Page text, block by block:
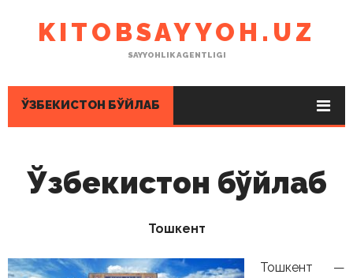
KITOBSAYYOH.UZ
SAYYOHLIK AGENTLIGI
ЎЗБЕКИСТОН БЎЙЛАБ
Ўзбекистон бўйлаб
Тошкент
Тошкент —